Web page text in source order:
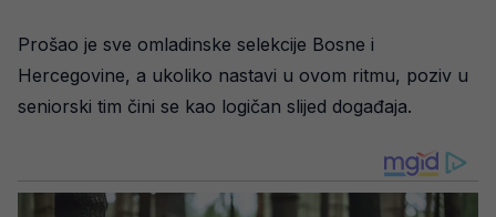
Prošao je sve omladinske selekcije Bosne i
Hercegovine, a ukoliko nastavi u ovom ritmu, poziv u
seniorski tim čini se kao logičan slijed događaja.